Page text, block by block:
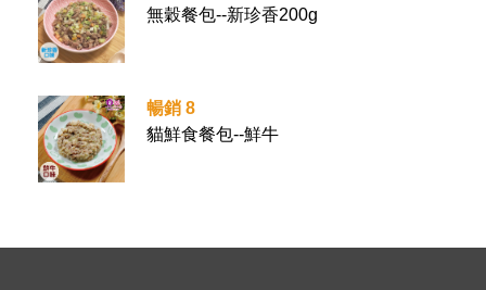
無穀餐包--新珍香200g
暢銷 8
貓鮮食餐包--鮮牛